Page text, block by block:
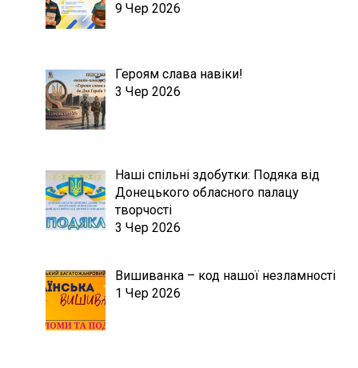
9 Чер 2026
Героям слава навіки!
3 Чер 2026
Наші спільні здобутки: Подяка від
Донецького обласного палацу
творчості
3 Чер 2026
Вишиванка – код нашої незламності
1 Чер 2026